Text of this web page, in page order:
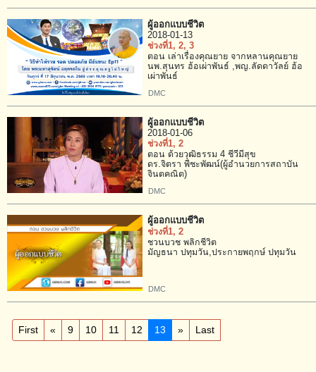
ผู้ออกแบบชีวิต
2018-01-13
ช่วงที่1, 2, 3
ตอน เล่าเรื่องคุณยาย จากหลานคุณยาย
นพ.สุนทร ฮ้อเผ่าพันธ์ ,พญ.ลัดดาวัลย์ ฮ้อ
เผ่าพันธ์
DMC
ผู้ออกแบบชีวิต
2018-01-06
ช่วงที่1, 2
ตอน ด้วยวุฒิธรรม 4 ชีวีมีสุข
ดร.จิตรา พีชะพัฒน์(ผู้อำนวยการสถาบัน
จินตคณิต)
DMC
ผู้ออกแบบชีวิต
ช่วงที่1, 2
ชวนบวช พลิกชีวิต
มัญธนา ปทุมวัน,ประกายพฤกษ์ ปทุมวัน
DMC
First « 9 10 11 12 13 » Last